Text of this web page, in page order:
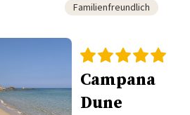
Familienfreundlich
Campana
Dune